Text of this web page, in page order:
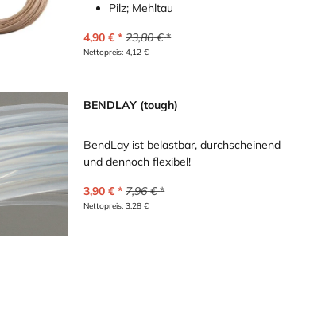
Pilz; Mehltau
4,90 € 23,80€
Nettopreis:4,12 €
BENDLAY (tough)
BendLay ist belastbar, durchscheinend
und dennoch flexibel!
3,90 € 7,96€
Nettopreis:3,28 €